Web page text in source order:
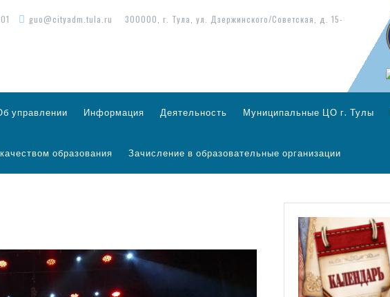
guo@cityadm.tula.ru
300000, г. Тула, ул. Дзержинского/Советская, д. 15-
управлении Информация Деятельность Муниципальные ЦО г. Тулы
образования Зачисление в образовательные организации